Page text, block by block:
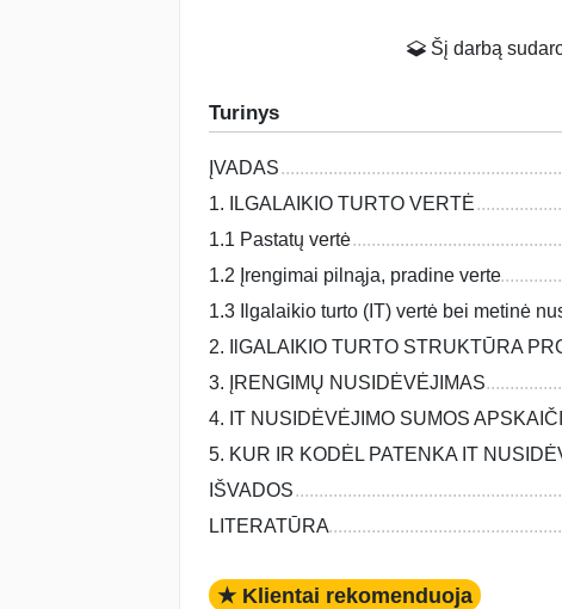
Šį darbą
Turinys
ĮVADAS
1. ILGALAIKIO TURTO VERTĖ
1.1 Pastatų vertė
1.2 Įrengimai pilnąja, pradine verte
1.3 Ilgalaikio turto (IT) vertė bei metinė
2. IlGALAIKIO TURTO STRUKTŪRA
3. ĮRENGIMŲ NUSIDĖVĖJIMAS
4. IT NUSIDĖVĖJIMO SUMOS
5. KUR IR KODĖL PATENKA IT
IŠVADOS
LITERATŪRA
★ Klientai rekomenduoja